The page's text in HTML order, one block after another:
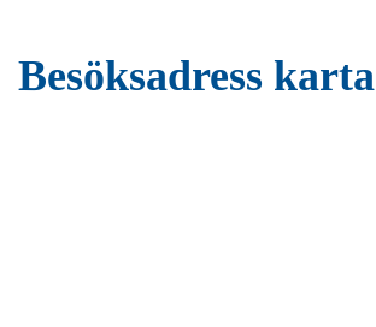
Besöksadress karta